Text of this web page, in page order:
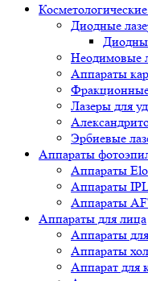
Диодные
Неодимовые
Аппараты
Лазеры для
Эрбиевые
Аппараты
Аппараты
Аппараты
Аппараты
Аппараты для лица
Аппараты
Аппараты
Аппарат для